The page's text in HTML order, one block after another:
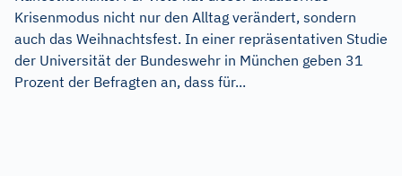
Krisenmodus nicht nur den Alltag verändert, sondern
auch das Weihnachtsfest. In einer repräsentativen Studie
der Universität der Bundeswehr in München geben 31
Prozent der Befragten an, dass für...